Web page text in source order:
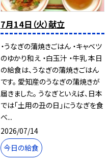
7月14日（火）献立
・うなぎの蒲焼きごはん ・キャベツ
のゆかり和え ・白玉汁 ・牛乳 本日
の給食は、うなぎの蒲焼きごはん
です。 愛知産のうなぎの蒲焼きが
届きました。 うなぎといえば、日本
では「土用の丑の日」にうなぎを食
べ...
2026/07/14
今日の給食